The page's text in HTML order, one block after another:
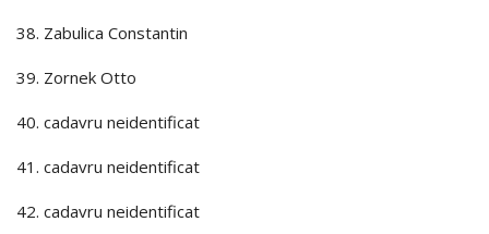
38. Zabulica Constantin
39. Zornek Otto
40. cadavru neidentificat
41. cadavru neidentificat
42. cadavru neidentificat